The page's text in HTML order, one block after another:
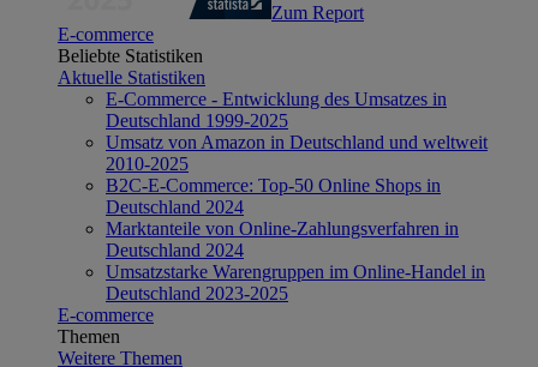
Zum Report
E-commerce
Beliebte Statistiken
Aktuelle Statistiken
E-Commerce - Entwicklung des Umsatzes in
Deutschland 1999-2025
Umsatz von Amazon in Deutschland und weltweit
2010-2025
B2C-E-Commerce: Top-50 Online Shops in
Deutschland 2024
Marktanteile von Online-Zahlungsverfahren in
Deutschland 2024
Umsatzstarke Warengruppen im Online-Handel in
Deutschland 2023-2025
E-commerce
Themen
Weitere Themen